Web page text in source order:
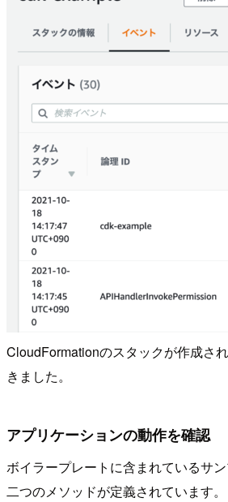
CloudFormationのスタックが作成さ
きました。
アプリケーションの動作を確認
ボイラープレートに含まれているサ
二つのメソッドが定義されています。